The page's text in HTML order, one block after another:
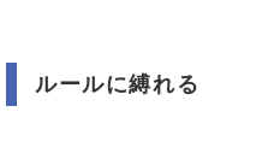
ルールに縛れる